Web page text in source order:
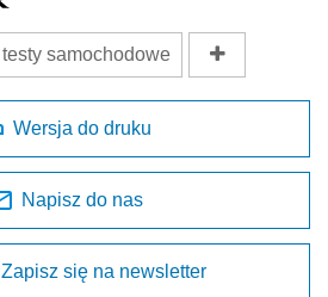
testy samochodowe
Wersja do druku
Napisz do nas
Zapisz się na newsletter